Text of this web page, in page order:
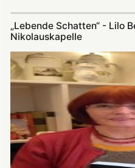
Kirchenchor
und
Bläserkreis
musizieren
zur
neuen
Saison
„Lebende Schatten“ - Lilo
Nikolauskapelle